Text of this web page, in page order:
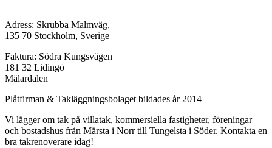
Adress: Skrubba Malmväg,
135 70 Stockholm, Sverige
Faktura: Södra Kungsvägen
181 32 Lidingö
Mälardalen
Plåtfirman & Takläggningsbolaget bildades år 2014
Vi lägger om tak på villatak, kommersiella fastigheter, föreningar
och bostadshus från Märsta i Norr till Tungelsta i Söder. Kontakta en
bra takrenoverare idag!